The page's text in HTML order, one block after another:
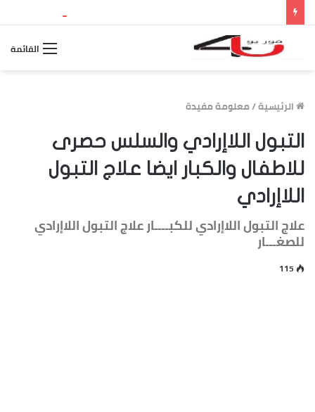
القائمة
الرئيسية/معلومة مفيدة
التبول اللاإرادي والسلس حصرى
للاطفال والكبار ايضا علاج التبول
اللاإرادي
علاج التبول اللاإرادي للكبــــار علاج التبول اللاإرادي
للصغـــار
115